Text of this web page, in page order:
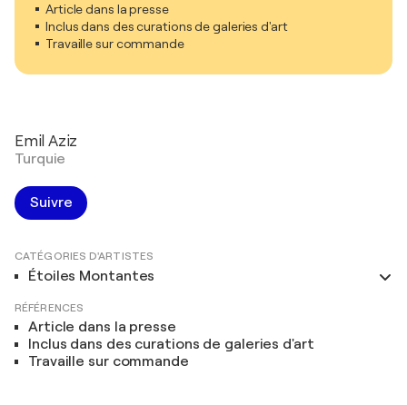
Article dans la presse
Inclus dans des curations de galeries d'art
Travaille sur commande
Emil Aziz
Turquie
Suivre
CATÉGORIES D'ARTISTES
Étoiles Montantes
RÉFÉRENCES
Article dans la presse
Inclus dans des curations de galeries d'art
Travaille sur commande